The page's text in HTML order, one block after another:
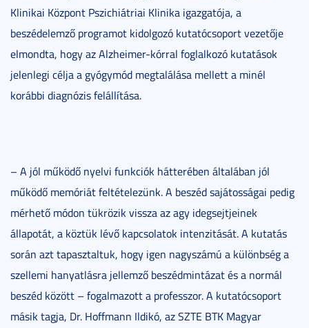
Klinikai Központ Pszichiátriai Klinika igazgatója, a
beszédelemző programot kidolgozó kutatócsoport vezetője
elmondta, hogy az Alzheimer-kórral foglalkozó kutatások
jelenlegi célja a gyógymód megtalálása mellett a minél
korábbi diagnózis felállítása.
– A jól működő nyelvi funkciók hátterében általában jól
működő memóriát feltételezünk. A beszéd sajátosságai pedig
mérhető módon tükrözik vissza az agy idegsejtjeinek
állapotát, a köztük lévő kapcsolatok intenzitását. A kutatás
során azt tapasztaltuk, hogy igen nagyszámú a különbség a
szellemi hanyatlásra jellemző beszédmintázat és a normál
beszéd között – fogalmazott a professzor. A kutatócsoport
másik tagja, Dr. Hoffmann Ildikó, az SZTE BTK Magyar